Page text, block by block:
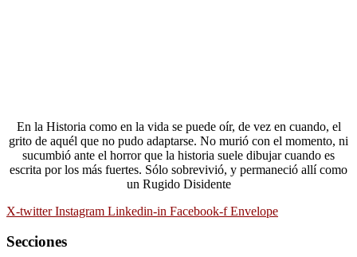
En la Historia como en la vida se puede oír, de vez en cuando, el
grito de aquél que no pudo adaptarse. No murió con el momento, ni
sucumbió ante el horror que la historia suele dibujar cuando es
escrita por los más fuertes. Sólo sobrevivió, y permaneció allí como
un Rugido Disidente
X-twitter Instagram Linkedin-in Facebook-f Envelope
Secciones